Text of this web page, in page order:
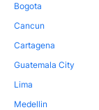
Bogota
Cancun
Cartagena
Guatemala City
Lima
Medellin